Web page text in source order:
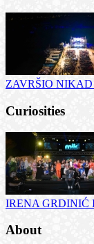
ZAVRŠIO
Curiosities
IRENA GRDINIĆ
About